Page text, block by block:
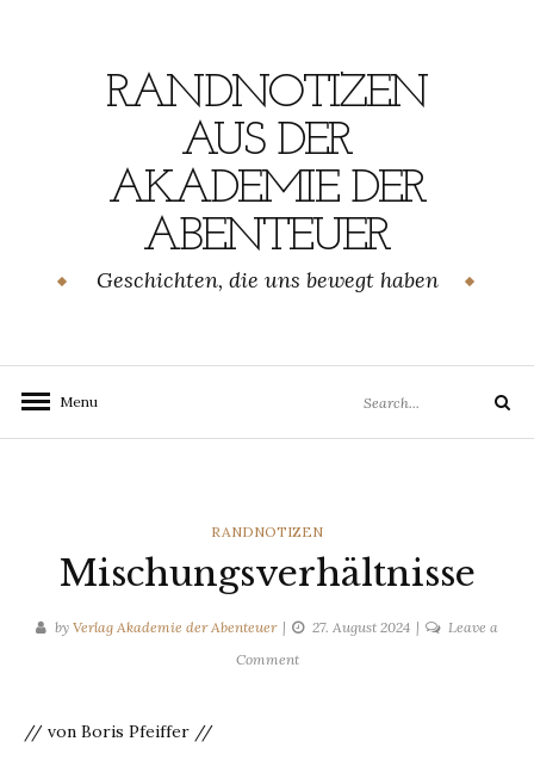
RANDNOTIZEN
AUS DER
AKADEMIE DER
ABENTEUER
Geschichten, die uns bewegt haben
Menu
for:
Search
CATEGORIES
RANDNOTIZEN
Mischungsverhältnisse
by Verlag Akademie der Abenteuer 27. August 2024
Leave a
Commenton
// von Boris Pfeiffer //